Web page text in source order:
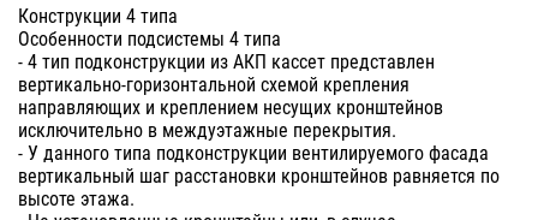
Конструкции 4 типа
Особенности подсистемы 4 типа
- 4 тип подконструкции из АКП кассет представлен
вертикально-горизонтальной схемой крепления
направляющих и креплением несущих кронштейнов
исключительно в междуэтажные перекрытия.
- У данного типа подконструкции вентилируемого фасада
вертикальный шаг расстановки кронштейнов равняется по
высоте этажа.